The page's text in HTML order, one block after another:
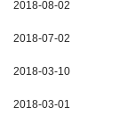
2018-08-02
2018-07-02
2018-03-10
2018-03-01